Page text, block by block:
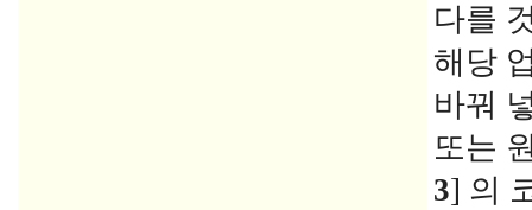
다를
해당
바꿔
또는
3] 의